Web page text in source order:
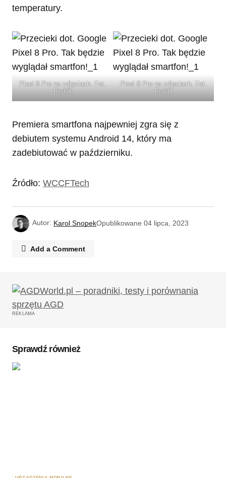
temperatury.
Pixel 8 Pro na zdjęciach. Fot.
Reddit
Pixel 8 Pro na zdjęciach. Fot.
Reddit
Premiera smartfona najpewniej zgra się z
debiutem systemu Android 14, który ma
zadebiutować w październiku.
Źródło: WCCFTech
Autor: Karol SnopekOpublikowane 04 lipca, 2023
Add a Comment
Twój adres email nie zostanie opublikowany.
Wymagane pola są oznaczone
REKLAMA
Sprawdź również